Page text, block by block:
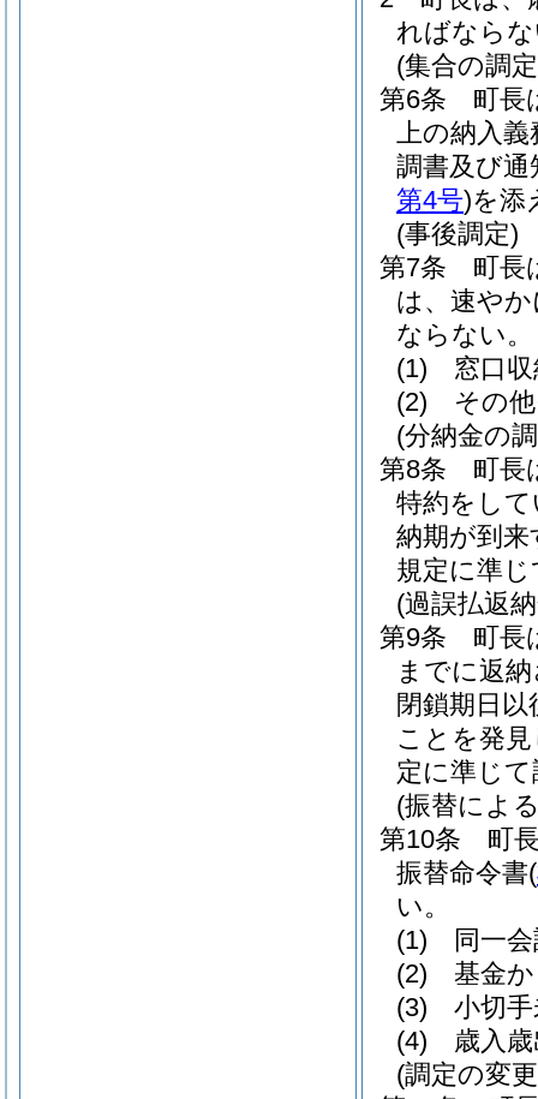
ればなら
(集合の調
第6条
町長
上の納入
調書及び通
第4号)を添
(事後調定)
第7条
町長
は、速や
ならない。
(1)
窓口
(2)
その
(分納金の
第8条
町長
特約をし
納期が到
規定に準
(過誤払返
第9条
町長
までに返
閉鎖期日
ことを発
定に準じ
(振替によ
第10条
町
振替命令書(
い。
(1)
同一
(2)
基金
(3)
小切
(4)
歳入
(調定の変